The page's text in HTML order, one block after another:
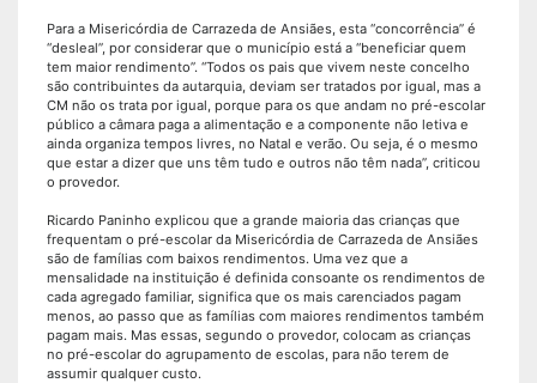
Para a Misericórdia de Carrazeda de Ansiães, esta “concorrência” é
“desleal”, por considerar que o município está a “beneficiar quem
tem maior rendimento”. “Todos os pais que vivem neste concelho
são contribuintes da autarquia, deviam ser tratados por igual, mas a
CM não os trata por igual, porque para os que andam no pré-escolar
público a câmara paga a alimentação e a componente não letiva e
ainda organiza tempos livres, no Natal e verão. Ou seja, é o mesmo
que estar a dizer que uns têm tudo e outros não têm nada”, criticou
o provedor.
Ricardo Paninho explicou que a grande maioria das crianças que
frequentam o pré-escolar da Misericórdia de Carrazeda de Ansiães
são de famílias com baixos rendimentos. Uma vez que a
mensalidade na instituição é definida consoante os rendimentos de
cada agregado familiar, significa que os mais carenciados pagam
menos, ao passo que as famílias com maiores rendimentos também
pagam mais. Mas essas, segundo o provedor, colocam as crianças
no pré-escolar do agrupamento de escolas, para não terem de
assumir qualquer custo.